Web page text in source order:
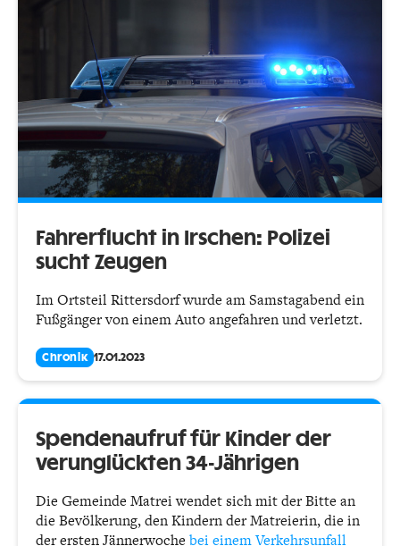
Fahrerflucht in Irschen: Polizei
sucht Zeugen
Im Ortsteil Rittersdorf wurde am Samstagabend ein
Fußgänger von einem Auto angefahren und verletzt.
Chronik 17.01.2023
Spendenaufruf für Kinder der
verunglückten 34-Jährigen
Die Gemeinde Matrei wendet sich mit der Bitte an
die Bevölkerung, den Kindern der Matreierin, die in
der ersten Jännerwoche bei einem Verkehrsunfall